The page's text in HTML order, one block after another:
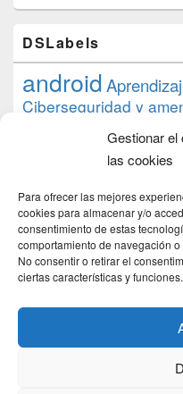
Gestionar el
las cookies
Para ofrecer las mejores
cookies para almacenar y/o
consentimiento de estas
comportamiento de navegación
No consentir o retirar el
ciertas características y funciones.
DSLabels
android
Ciberseguridad y
datos debian
Formación
proyecto PS4 python
raspbian review
tecnológica
transmissiontutorial